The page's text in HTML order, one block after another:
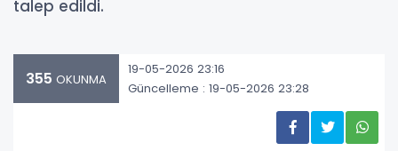
talep edildi.
355 OKUNMA
19-05-2026 23:16
Güncelleme : 19-05-2026 23:28